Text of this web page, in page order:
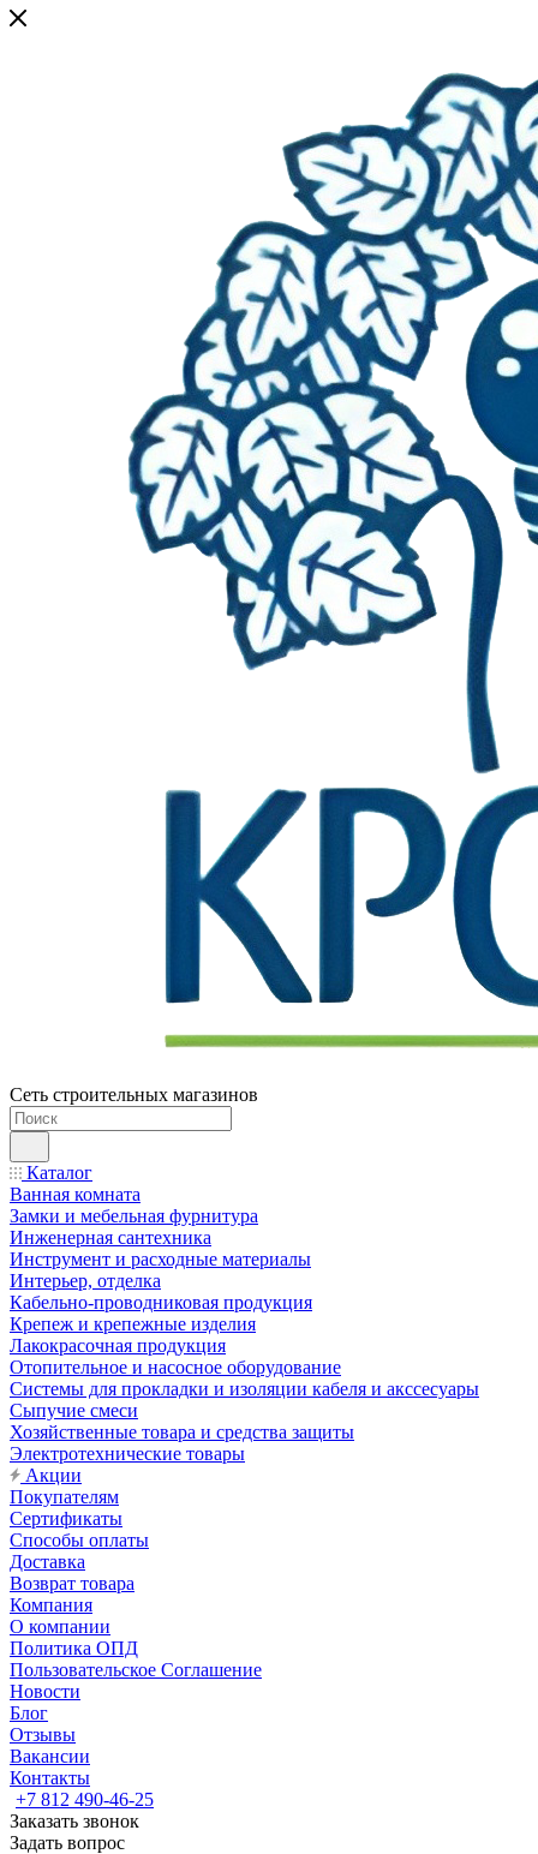
Сеть строительных магазинов
Каталог
Ванная комната
Замки и мебельная фурнитура
Инженерная сантехника
Инструмент и расходные материалы
Интерьер, отделка
Кабельно-проводниковая продукция
Крепеж и крепежные изделия
Лакокрасочная продукция
Отопительное и насосное оборудование
Системы для прокладки и изоляции кабеля и акссесуары
Сыпучие смеси
Хозяйственные товара и средства защиты
Электротехнические товары
Акции
Покупателям
Сертификаты
Способы оплаты
Доставка
Возврат товара
Компания
О компании
Политика ОПД
Пользовательское Соглашение
Новости
Блог
Отзывы
Вакансии
Контакты
+7 812 490-46-25
Заказать звонок
Задать вопрос